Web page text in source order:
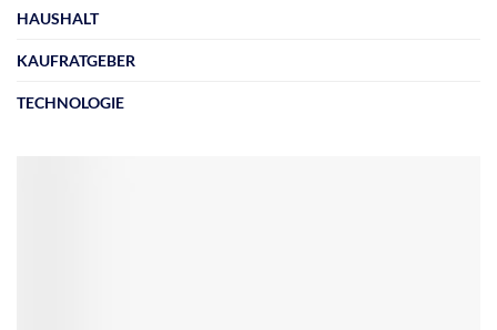
HAUSHALT
KAUFRATGEBER
TECHNOLOGIE